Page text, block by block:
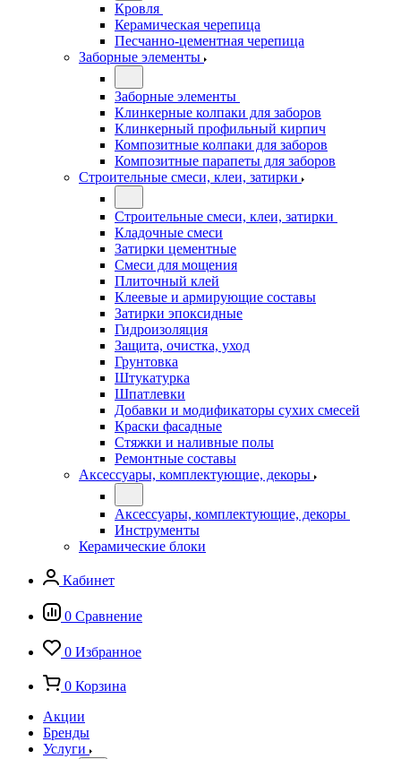
Кровля
Керамическая черепица
Песчанно-цементная черепица
Заборные элементы
Заборные элементы
Клинкерные колпаки для заборов
Клинкерный профильный кирпич
Композитные колпаки для заборов
Композитные парапеты для заборов
Строительные смеси, клеи, затирки
Строительные смеси, клеи, затирки
Кладочные смеси
Затирки цементные
Смеси для мощения
Плиточный клей
Клеевые и армирующие составы
Затирки эпоксидные
Гидроизоляция
Защита, очистка, уход
Грунтовка
Штукатурка
Шпатлевки
Добавки и модификаторы сухих смесей
Краски фасадные
Стяжки и наливные полы
Ремонтные составы
Аксессуары, комплектующие, декоры
Аксессуары, комплектующие, декоры
Инструменты
Керамические блоки
Кабинет
0 Сравнение
0 Избранное
0 Корзина
Акции
Бренды
Услуги